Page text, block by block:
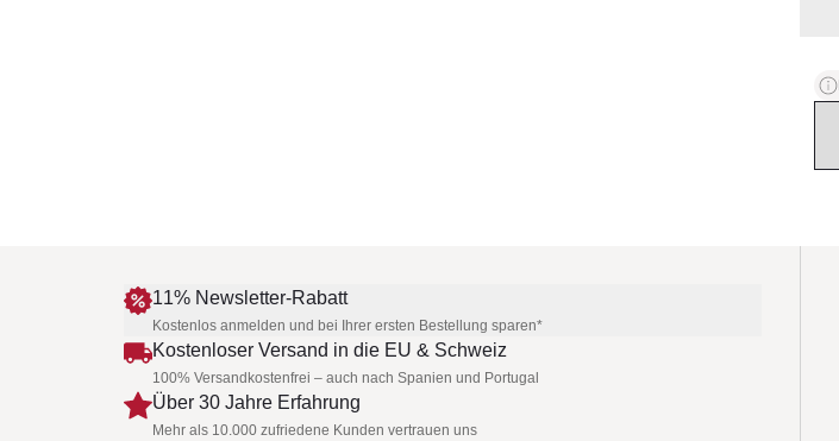
11% Newsletter-Rabatt
Kostenlos anmelden und bei Ihrer ersten Bestellung sparen*
Kostenloser Versand in die EU & Schweiz
100% Versandkostenfrei – auch nach Spanien und Portugal
Über 30 Jahre Erfahrung
Mehr als 10.000 zufriedene Kunden vertrauen uns